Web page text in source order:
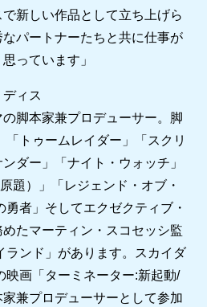
新しい作品として立ち上げら
パートナーたちと共に仕事が
っています」
ィス
脚本家兼プロデューサー。脚
「トゥームレイダー」「スクリ
ダー」「ナイト・ウォッチ」
題）」「レジェンド・オブ・
勇者」そしてエクゼクティブ・
たマーティン・スコセッシ監
ランド」があります。スカイダ
映画「ターミネーター:新起動/
兼プロデューサーとして参加